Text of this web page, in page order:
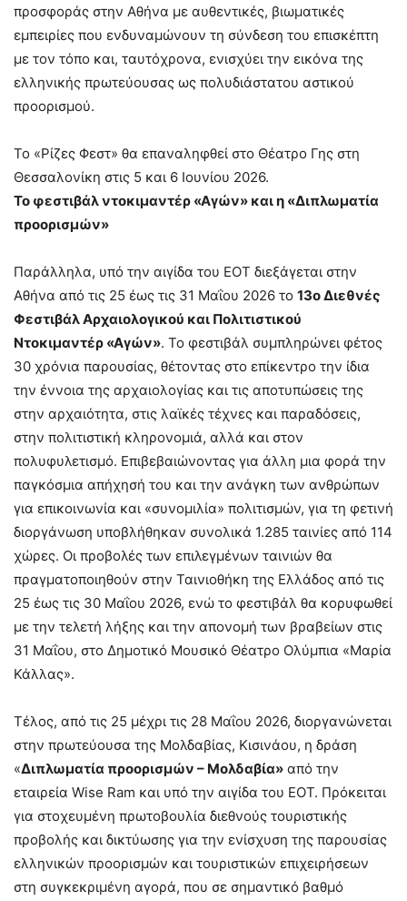
προσφοράς στην Αθήνα με αυθεντικές, βιωματικές
εμπειρίες που ενδυναμώνουν τη σύνδεση του επισκέπτη
με τον τόπο και, ταυτόχρονα, ενισχύει την εικόνα της
ελληνικής πρωτεύουσας ως πολυδιάστατου αστικού
προορισμού.
Το «Ρίζες Φεστ» θα επαναληφθεί στο Θέατρο Γης στη
Θεσσαλονίκη στις 5 και 6 Ιουνίου 2026.
Το φεστιβάλ ντοκιμαντέρ «Αγών» και η «Διπλωματία
προορισμών»
Παράλληλα, υπό την αιγίδα του ΕΟΤ διεξάγεται στην
Αθήνα από τις 25 έως τις 31 Μαΐου 2026 το 13ο Διεθνές
Φεστιβάλ Αρχαιολογικού και Πολιτιστικού
Ντοκιμαντέρ «Αγών». Το φεστιβάλ συμπληρώνει φέτος
30 χρόνια παρουσίας, θέτοντας στο επίκεντρο την ίδια
την έννοια της αρχαιολογίας και τις αποτυπώσεις της
στην αρχαιότητα, στις λαϊκές τέχνες και παραδόσεις,
στην πολιτιστική κληρονομιά, αλλά και στον
πολυφυλετισμό. Επιβεβαιώνοντας για άλλη μια φορά την
παγκόσμια απήχησή του και την ανάγκη των ανθρώπων
για επικοινωνία και «συνομιλία» πολιτισμών, για τη φετινή
διοργάνωση υποβλήθηκαν συνολικά 1.285 ταινίες από 114
χώρες. Οι προβολές των επιλεγμένων ταινιών θα
πραγματοποιηθούν στην Ταινιοθήκη της Ελλάδος από τις
25 έως τις 30 Μαΐου 2026, ενώ το φεστιβάλ θα κορυφωθεί
με την τελετή λήξης και την απονομή των βραβείων στις
31 Μαΐου, στο Δημοτικό Μουσικό Θέατρο Ολύμπια «Μαρία
Κάλλας».
Τέλος, από τις 25 μέχρι τις 28 Μαΐου 2026, διοργανώνεται
στην πρωτεύουσα της Μολδαβίας, Κισινάου, η δράση
«Διπλωματία προορισμών – Μολδαβία» από την
εταιρεία Wise Ram και υπό την αιγίδα του ΕΟΤ. Πρόκειται
για στοχευμένη πρωτοβουλία διεθνούς τουριστικής
προβολής και δικτύωσης για την ενίσχυση της παρουσίας
ελληνικών προορισμών και τουριστικών επιχειρήσεων
στη συγκεκριμένη αγορά, που σε σημαντικό βαθμό